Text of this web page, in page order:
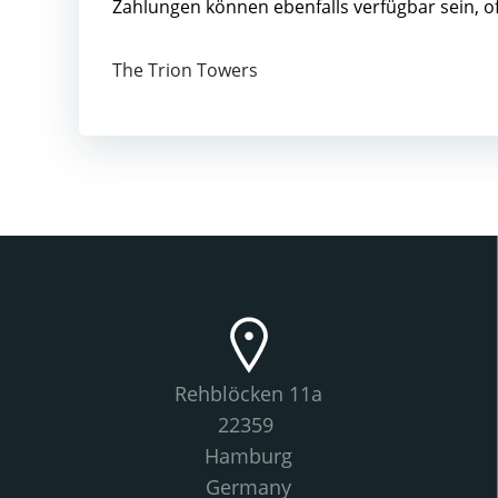
Zahlungen können ebenfalls verfügbar sein,
The Trion Towers
Rehblöcken 11a
22359
Hamburg
Germany